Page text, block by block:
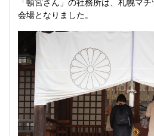
「頓宮さん」の社務所は、札幌マ
会場となりました。